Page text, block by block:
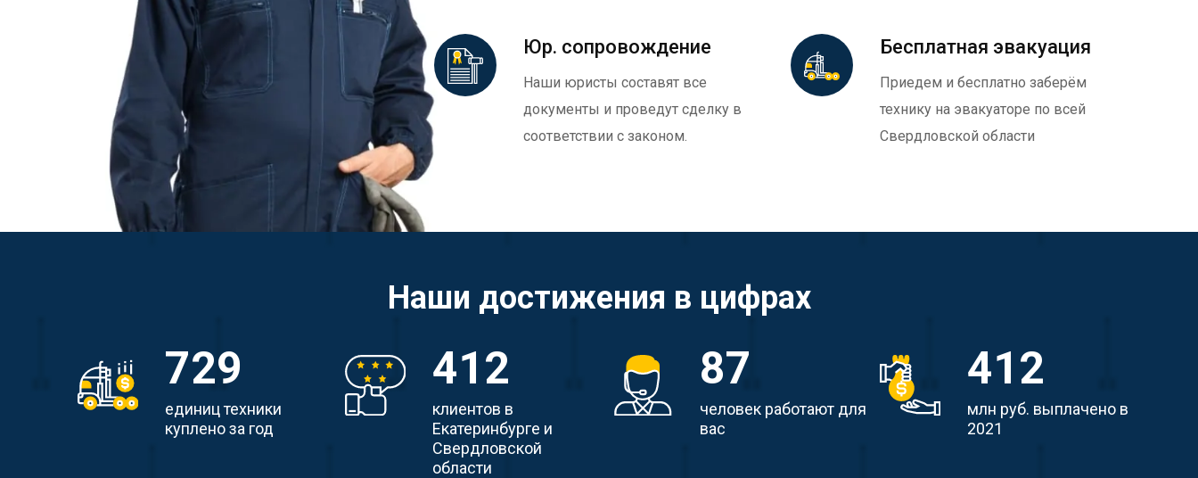
Юр. сопровождение
Наши юристы составят все
документы и проведут сделку в
соответствии с законом.
Бесплатная эвакуация
Приедем и бесплатно заберём
технику на эвакуаторе по всей
Свердловской области
Наши достижения в цифрах
729
единиц техники
куплено за год
412
клиентов в
Екатеринбурге и
Свердловской
области
87
человек работают для
вас
412
млн руб. выплачено в
2021